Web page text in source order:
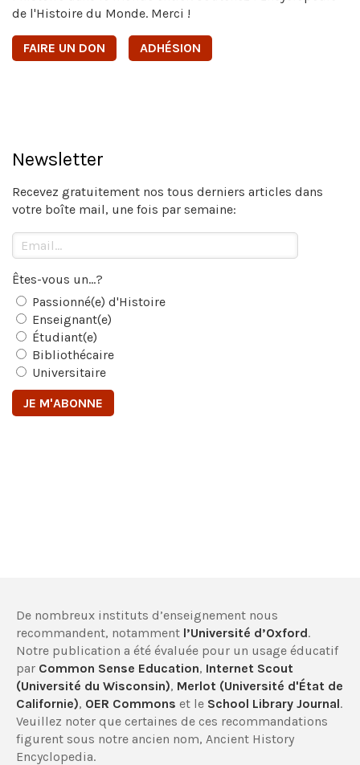
de l'Histoire du Monde. Merci !
FAIRE UN DON ADHÉSION
Newsletter
Recevez gratuitement nos tous derniers articles dans
votre boîte mail, une fois par semaine:
Êtes-vous un...?
Passionné(e) d'Histoire
Enseignant(e)
Étudiant(e)
Bibliothécaire
Universitaire
De nombreux instituts d’enseignement nous
recommandent, notamment l’Université d’Oxford.
Notre publication a été évaluée pour un usage éducatif
par Common Sense Education, Internet Scout
(Université du Wisconsin), Merlot (Université d'État de
Californie), OER Commons et le School Library Journal.
Veuillez noter que certaines de ces recommandations
figurent sous notre ancien nom, Ancient History
Encyclopedia.